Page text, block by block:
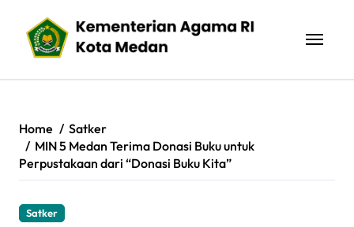
content
Home
Satker
MIN 5 Medan Terima Donasi Buku untuk
Perpustakaan dari “Donasi Buku Kita”
Satker